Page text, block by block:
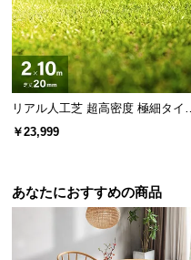
サ
ポ
ー
せ
リアル人工芝 超高密度 極細タイプ
芝丈20mm 2×10m
￥23,999
あなたにおすすめの商品